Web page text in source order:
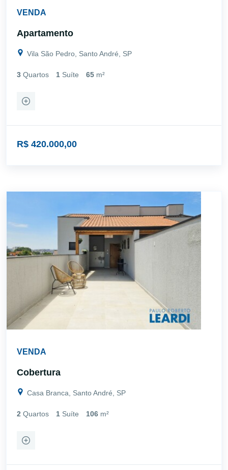
VENDA
Apartamento
Vila São Pedro, Santo André, SP
3 Quartos 1 Suíte 65 m²
R$ 420.000,00
VENDA
Cobertura
Casa Branca, Santo André, SP
2 Quartos 1 Suíte 106 m²